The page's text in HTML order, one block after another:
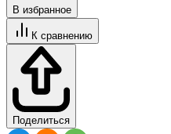
В избранное
К сравнению
Поделиться